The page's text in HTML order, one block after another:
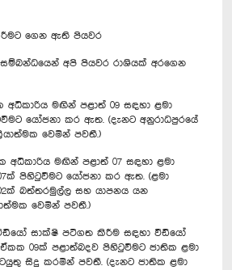
ගෙන ඇති පියවර
අපි පියවර රාශියක් අරගෙන
අධිකාරිය මඟින් පළාත් 09 සඳහා ළමා
යෝජනා කර ඇත. (දැනට අනුරාධපුරයේ
වෙමින් පවතී.)
අධිකාරිය මඟින් පළාත් 07 සඳහා ළමා
පිහිටුවීමට යෝජනා කර ඇත. (ළමා
බත්තරමුල්ල සහ යාපනය යන
වෙමින් පවතී.)
සාක්ෂි පටිගත කිරීම සඳහා වීඩියෝ
09ක් පළාත්බදව පිහිටුවීමට ජාතික ළමා
සිදු කරමින් පවතී. (දැනට ජාතික ළමා